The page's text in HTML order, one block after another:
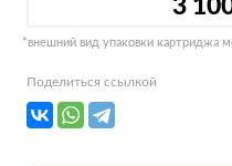
3
*внешний вид упаковки картриджа
Поделиться ссылкой